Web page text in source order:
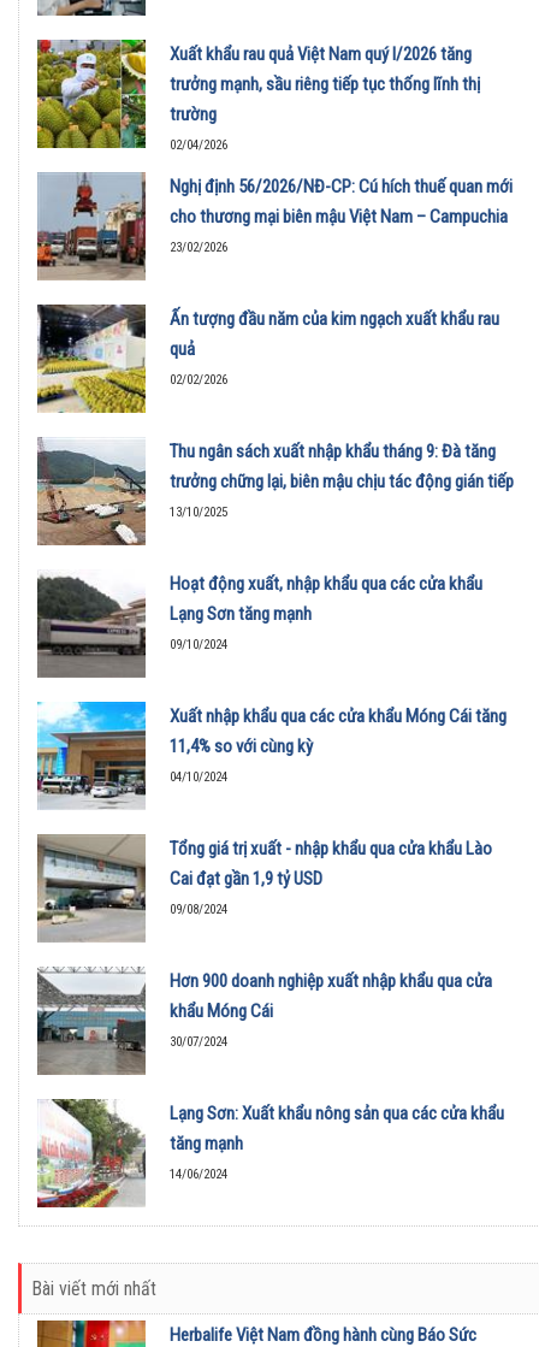
Xuất khẩu rau quả Việt Nam quý I/2026 tăng
trưởng mạnh, sầu riêng tiếp tục thống lĩnh thị
trường
02/04/2026
Nghị định 56/2026/NĐ-CP: Cú hích thuế quan mới
cho thương mại biên mậu Việt Nam – Campuchia
23/02/2026
Ấn tượng đầu năm của kim ngạch xuất khẩu rau
quả
02/02/2026
Thu ngân sách xuất nhập khẩu tháng 9: Đà tăng
trưởng chững lại, biên mậu chịu tác động gián tiếp
13/10/2025
Hoạt động xuất, nhập khẩu qua các cửa khẩu
Lạng Sơn tăng mạnh
09/10/2024
Xuất nhập khẩu qua các cửa khẩu Móng Cái tăng
11,4% so với cùng kỳ
04/10/2024
Tổng giá trị xuất - nhập khẩu qua cửa khẩu Lào
Cai đạt gần 1,9 tỷ USD
09/08/2024
Hơn 900 doanh nghiệp xuất nhập khẩu qua cửa
khẩu Móng Cái
30/07/2024
Lạng Sơn: Xuất khẩu nông sản qua các cửa khẩu
tăng mạnh
14/06/2024
Bài viết mới nhất
Herbalife Việt Nam đồng hành cùng Báo Sức